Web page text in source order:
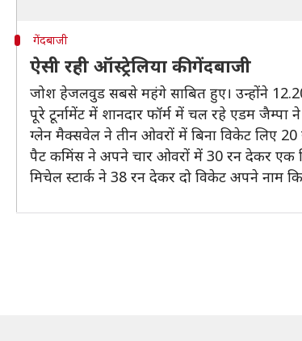
गेंदबाजी
ऐसी रही ऑस्ट्रेलिया की गेंदबाजी
जोश हेजलवुड सबसे महंगे साबित हुए। उन्होंने
पूरे टूर्नामेंट में शानदार फॉर्म में चल रहे एडम
ग्लेन मैक्सवेल ने तीन ओवरों में बिना विकेट लिए 20
पैट कमिंस ने अपने चार ओवरों में 30 रन देकर एक
मिचेल स्टार्क ने 38 रन देकर दो विकेट अपने नाम